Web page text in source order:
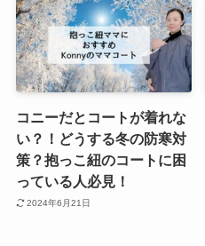
コニーだとコートが着れな
い？！どうする冬の防寒対
策？抱っこ紐のコートに困
っている人必見！
2024年6月21日